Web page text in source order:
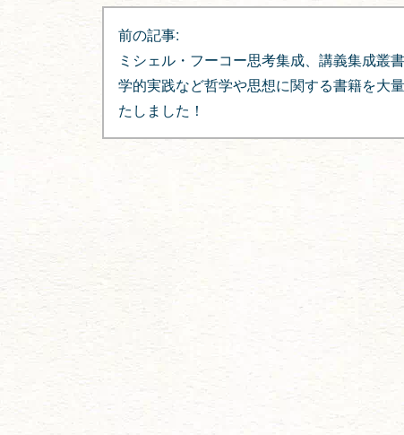
投
稿
ナ
ビ
シ
ョ
ン
前の記事:
ミシェル・フーコー思考集成、講義集成叢
学的実践など哲学や思想に関する書籍を大
たしました！